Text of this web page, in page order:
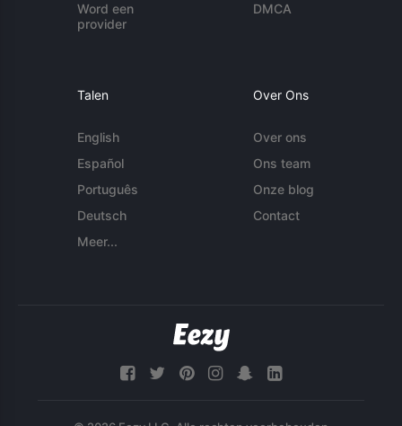
Word een
provider
DMCA
Talen
English
Español
Português
Deutsch
Meer...
Over Ons
Over ons
Ons team
Onze blog
Contact